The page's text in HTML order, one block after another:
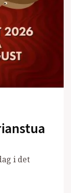
i det